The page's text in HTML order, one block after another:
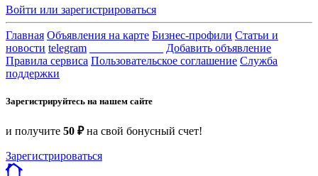
Войти или зарегистрироваться
Главная Объявления на карте Бизнес-профили Статьи и
новости telegram
Добавить объявление
Правила сервиса Пользовательское соглашение Служба
поддержки
Зарегистрируйтесь на нашем сайте
и получите 50 ₽на свой бонусный счет!
Зарегистрироваться